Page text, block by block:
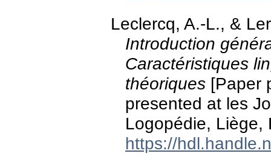
Leclercq, A.-L., &
Introduction
Caractéristiques
théoriques [Paper
presented at les
Logopédie, Liège,
https://